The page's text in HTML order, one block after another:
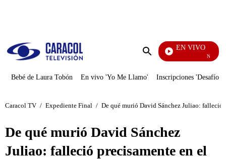
Enviar
EN VIVO
Noticias
Bebé de Laura Tobón En vivo 'Yo Me Llamo' Inscripciones 'Desafío'
Caracol TV / Expediente Final / De qué murió David Sánchez Juliao: falleció
De qué murió David Sánchez
Juliao: falleció precisamente en el